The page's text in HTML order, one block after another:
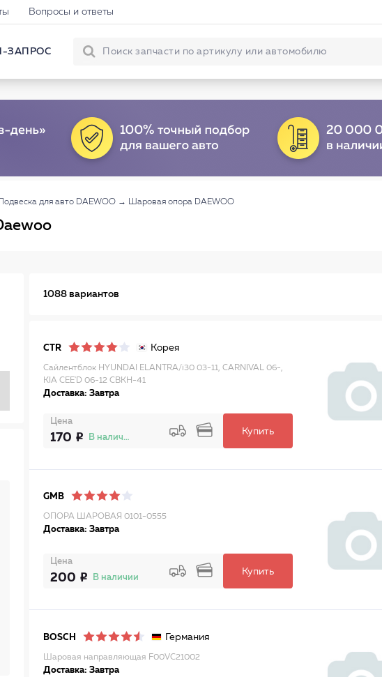
Вопросы и ответы
ЗАПРОС
Подвеска для авто DAEWOO → Шаровая опора DAEWOO
1088 вариантов
CTR Корея
Сайлентблок HYUNDAI ELANTRA/i30 03-11, CARNIVAL 06-,
KIA CEE'D 06-12 CBKH-41
Доставка: Завтра
Цена
170 В наличии
Купить
GMB
ОПОРА ШАРОВАЯ 0101-0555
Доставка: Завтра
Цена
200 В наличии
Купить
BOSCH Германия
Шаровая направляющая F00VC21002
Доставка: Завтра